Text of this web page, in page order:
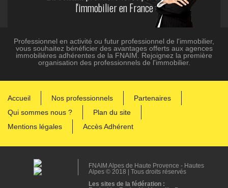
l'immobilier en France
Professionnel en activité ou futur professionnel de l'immobilier,
vous souhaitez bénéficier des avantages offerts aux agences
immobilières adhérentes de la FNAIM. Rejoignez la première
organisation des professionnels de l'immobilier.
Accueil Nos professionnels
Partenaires
Qui sommes nous ?
Plan du site
Mentions légales
Accès Adhérent
FNAIM Alpes de Haute Provence - Hautes
Alpes © 2018 | Tous droits réservés
Les sites de la fédération :